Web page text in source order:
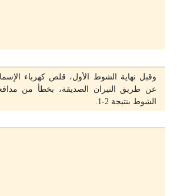
وقبل نهاية الشوط الأول، قلص كهرباء
عن طريق النيران الصديقة، بخطأ من
الشوط بنتيجة 2-1.